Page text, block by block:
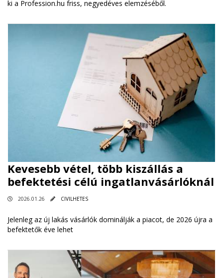
ki a Profession.hu friss, negyedéves elemzéséből.
Kevesebb vétel, több kiszállás a
befektetési célú ingatlanvásárlóknál
2026.01.26 CIVILHETES
Jelenleg az új lakás vásárlók dominálják a piacot, de 2026 újra a
befektetők éve lehet